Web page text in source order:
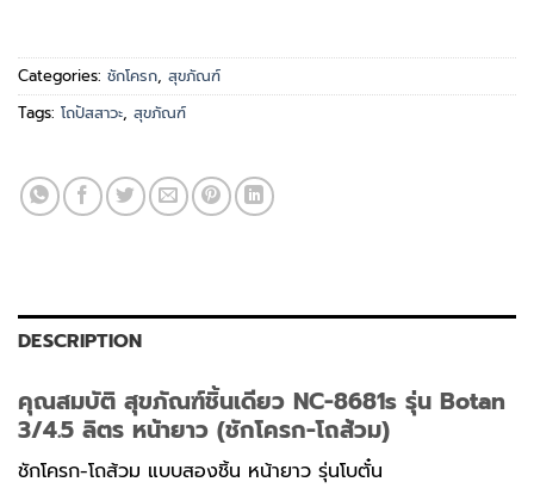
Categories: ชักโครก, สุขภัณฑ์
Tags: โถปัสสาวะ, สุขภัณฑ์
DESCRIPTION
คุณสมบัติ สุขภัณฑ์ชิ้นเดียว NC-8681s รุ่น Botan
3/4.5 ลิตร หน้ายาว (ชักโครก-โถส้วม)
ชักโครก-โถส้วม แบบสองชิ้น หน้ายาว รุ่นโบตั๋น